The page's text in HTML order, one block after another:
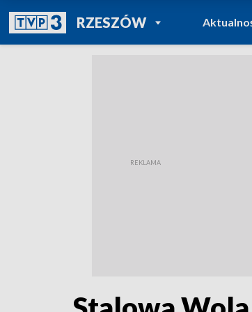
RZESZÓWPOWRÓT DO
TVP REGIONY